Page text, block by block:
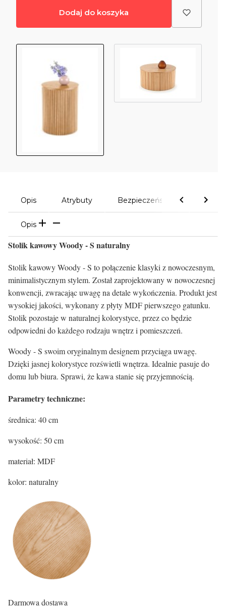
Dodaj do koszyka
Opis Atrybuty Bezpieczeństwo
Opis
Stolik kawowy Woody - S naturalny
Stolik kawowy Woody - S to połączenie klasyki z nowoczesnym,
minimalistycznym stylem. Został zaprojektowany w nowoczesnej
konwencji, zwracając uwagę na detale wykończenia. Produkt jest
wysokiej jakości, wykonany z płyty MDF pierwszego gatunku.
Stolik pozostaje w naturalnej kolorystyce, przez co będzie
odpowiedni do każdego rodzaju wnętrz i pomieszczeń.
Woody - S swoim oryginalnym designem przyciąga uwagę.
Dzięki jasnej kolorystyce rozświetli wnętrza. Idealnie pasuje do
domu lub biura. Sprawi, że kawa stanie się przyjemnością.
Parametry techniczne:
średnica: 40 cm
wysokość: 50 cm
materiał: MDF
kolor: naturalny
Darmowa dostawa